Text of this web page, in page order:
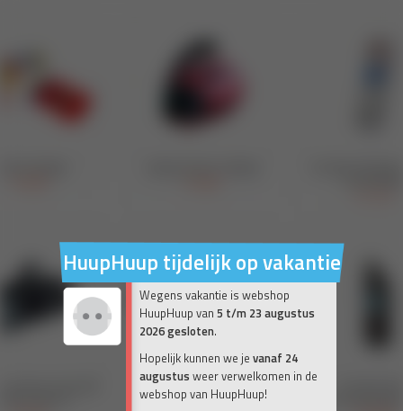
HuupHuup tijdelijk op vakantie
Wegens vakantie is webshop
HuupHuup van 5 t/m 23 augustus
2026 gesloten.
Hopelijk kunnen we je vanaf 24
augustus weer verwelkomen in de
webshop van HuupHuup!